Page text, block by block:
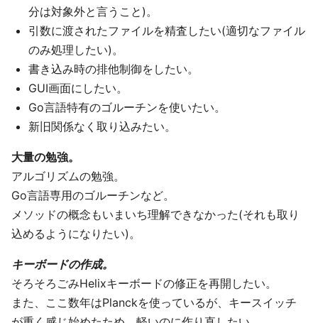
分は対象外と言うこと)。
引数に渡されたファイルを精査したい(適切なファイル
のみ処理したい)。
書き込み時の排他制御をしたい。
GUI画面にしたい。
Go言語特有のゴルーチンを使いたい。
新旧関係なく取り込みたい。
大量の勉強。
アルゴリズムの勉強。
Go言語専用のゴルーチンなど。
メソッドの概念もいまいち理解できなかった(それも取り
込めるようになりたい)。
キーボードの作成。
そろそろごみHelixキーボードの修正を再開したい。
また、ここ数年はPlanckを使っているが、キースイッチ